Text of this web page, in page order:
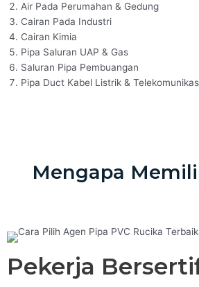
Air Pada Perumahan & Gedung
Cairan Pada Industri
Cairan Kimia
Pipa Saluran UAP & Gas
Saluran Pipa Pembuangan
Pipa Duct Kabel Listrik &
Mengapa
Pekerja